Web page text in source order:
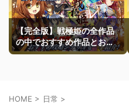
【完全版】戦極姫の全作品
の中でおすすめ作品とおす
すめ攻略ルートを一挙紹介
HOME > 日常 >